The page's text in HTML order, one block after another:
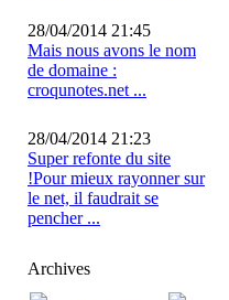
28/04/2014 21:45
Mais nous avons le nom
de domaine :
croqunotes.net ...
28/04/2014 21:23
Super refonte du site
!Pour mieux rayonner sur
le net, il faudrait se
pencher ...
Archives